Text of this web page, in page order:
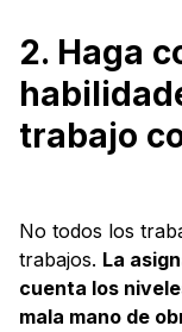
2. Haga
trabajo
No todos los
trabajos. La
cuenta los
mala mano de